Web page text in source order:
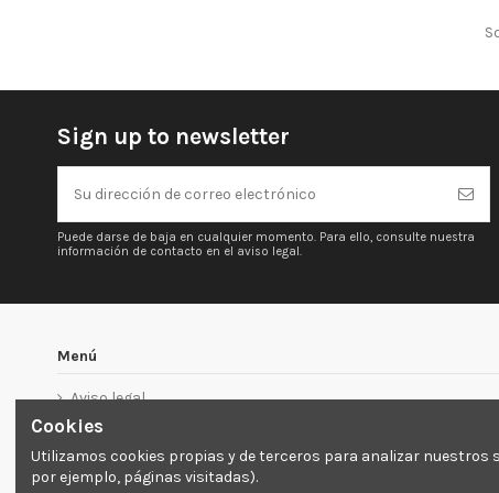
Sign up to newsletter
Puede darse de baja en cualquier momento. Para ello, consulte nuestra
información de contacto en el aviso legal.
Menú
Aviso legal
Tratamiento de datos personales
Política de privacidad
Política de cookies
Cookies
Utilizamos cookies propias y de terceros para analizar
por ejemplo, páginas visitadas).